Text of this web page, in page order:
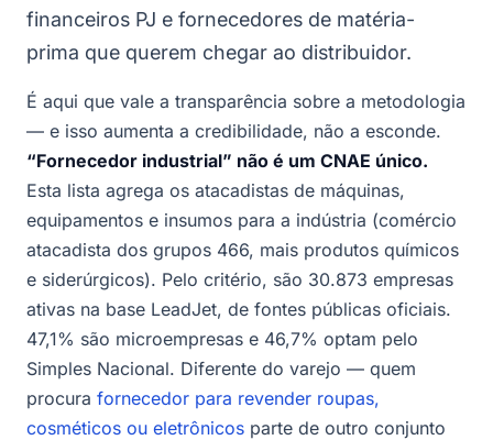
financeiros PJ e fornecedores de matéria-
prima que querem chegar ao distribuidor.
É aqui que vale a transparência sobre a metodologia
— e isso aumenta a credibilidade, não a esconde.
“Fornecedor industrial” não é um CNAE único.
Esta lista agrega os atacadistas de máquinas,
equipamentos e insumos para a indústria (comércio
atacadista dos grupos 466, mais produtos químicos
e siderúrgicos). Pelo critério, são 30.873 empresas
ativas na base LeadJet, de fontes públicas oficiais.
47,1% são microempresas e 46,7% optam pelo
Simples Nacional. Diferente do varejo — quem
procura fornecedor para revender roupas,
cosméticos ou eletrônicos parte de outro conjunto